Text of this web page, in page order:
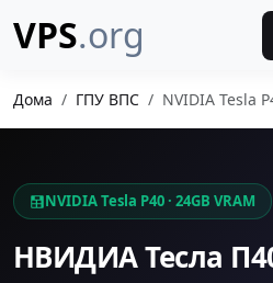
VPS.org
Дома ГПУ ВПС NVIDIA Tesla
NVIDIA Tesla P40 · 24GB VRAM
НВИДИА Тесла